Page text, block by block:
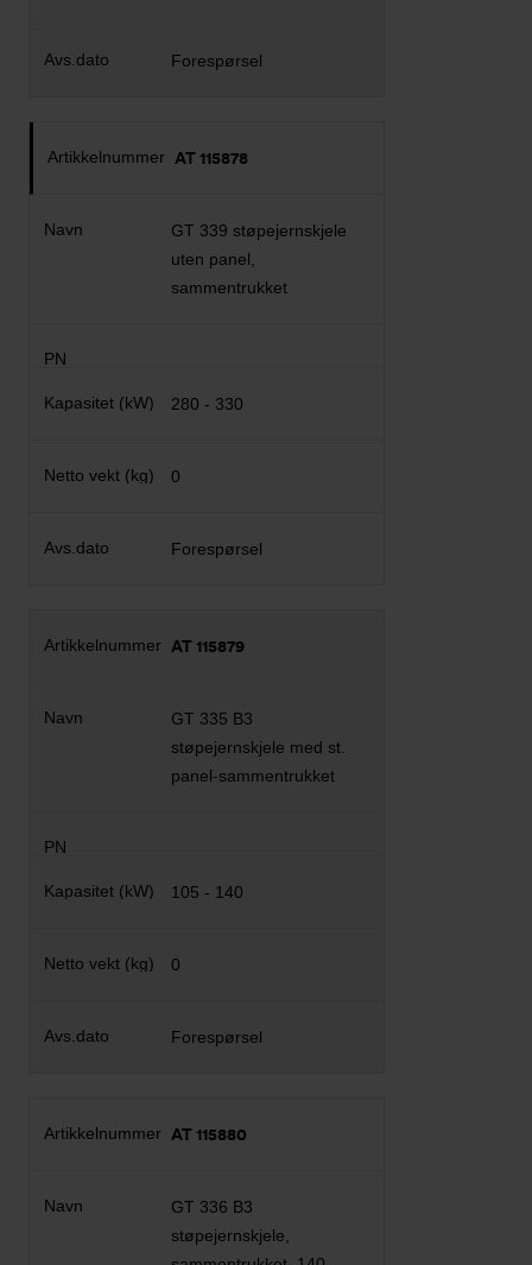
Forespørsel
AT 115878
GT 339 støpejernskjele
uten panel,
sammentrukket
280 - 330
0
Forespørsel
AT 115879
GT 335 B3
støpejernskjele med st.
panel-sammentrukket
105 - 140
0
Forespørsel
AT 115880
GT 336 B3
støpejernskjele,